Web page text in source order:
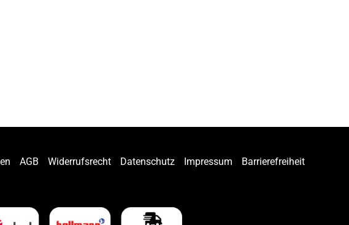
AGB Widerrufsrecht Datenschutz Impressum Barrierefreiheit